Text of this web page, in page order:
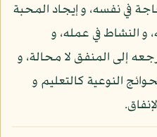
في نفسه، و إيجاد المحبة
و النشاط في عمله، و
إلى المنفق لا محالة، و
النوعية كالتعليم و